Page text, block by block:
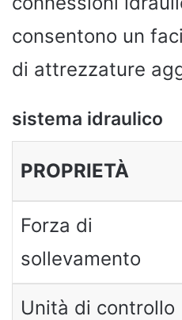
consentono un
di attrezzature
sistema idraulico
PROPRIETÀ
Forza di
sollevamento
Unità di controllo